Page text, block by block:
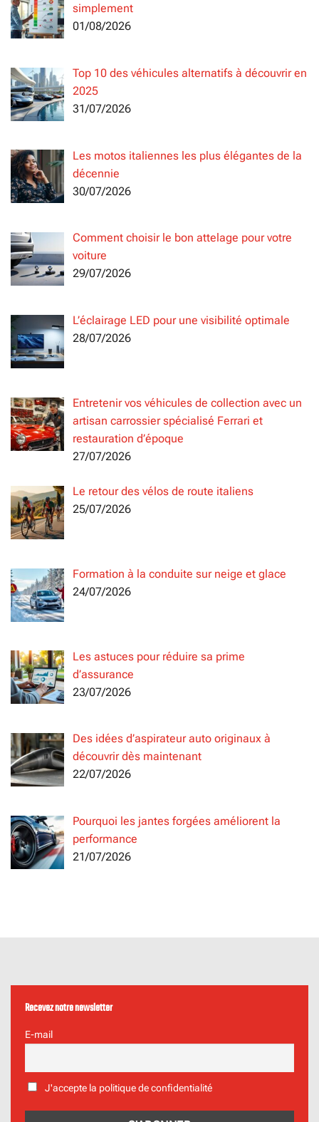
simplement
01/08/2026
Top 10 des véhicules alternatifs à découvrir en
2025
31/07/2026
Les motos italiennes les plus élégantes de la
décennie
30/07/2026
Comment choisir le bon attelage pour votre
voiture
29/07/2026
L’éclairage LED pour une visibilité optimale
28/07/2026
Entretenir vos véhicules de collection avec un
artisan carrossier spécialisé Ferrari et
restauration d’époque
27/07/2026
Le retour des vélos de route italiens
25/07/2026
Formation à la conduite sur neige et glace
24/07/2026
Les astuces pour réduire sa prime
d’assurance
23/07/2026
Des idées d’aspirateur auto originaux à
découvrir dès maintenant
22/07/2026
Pourquoi les jantes forgées améliorent la
performance
21/07/2026
Recevez notre newsletter
E-mail
J'accepte la politique de confidentialité